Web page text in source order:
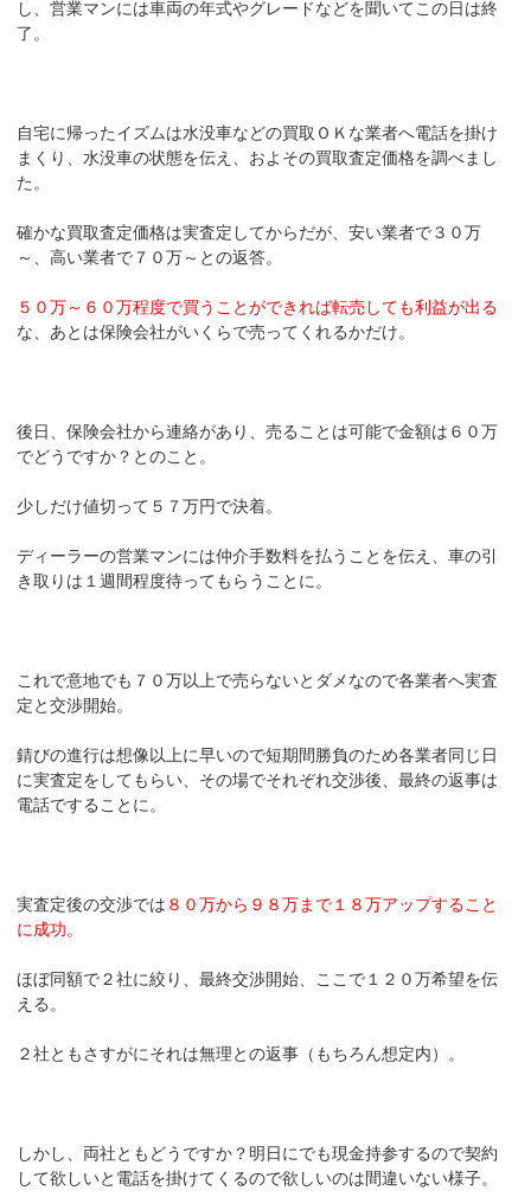
し、営業マンには車両の年式やグレードなどを聞いてこの日は終
了。
自宅に帰ったイズムは水没車などの買取ＯＫな業者へ電話を掛け
まくり、水没車の状態を伝え、およその買取査定価格を調べまし
た。
確かな買取査定価格は実査定してからだが、安い業者で３０万
～、高い業者で７０万～との返答。
５０万～６０万程度で買うことができれば転売しても利益が出る
な、あとは保険会社がいくらで売ってくれるかだけ。
後日、保険会社から連絡があり、売ることは可能で金額は６０万
でどうですか？とのこと。
少しだけ値切って５７万円で決着。
ディーラーの営業マンには仲介手数料を払うことを伝え、車の引
き取りは１週間程度待ってもらうことに。
これで意地でも７０万以上で売らないとダメなので各業者へ実査
定と交渉開始。
錆びの進行は想像以上に早いので短期間勝負のため各業者同じ日
に実査定をしてもらい、その場でそれぞれ交渉後、最終の返事は
電話ですることに。
実査定後の交渉では ８０万から９８万まで１８万アップすること
に成功。
ほぼ同額で２社に絞り、最終交渉開始、ここで１２０万希望を伝
える。
２社ともさすがにそれは無理との返事（もちろん想定内）。
しかし、両社ともどうですか？明日にでも現金持参するので契約
して欲しいと電話を掛けてくるので欲しいのは間違いない様子。